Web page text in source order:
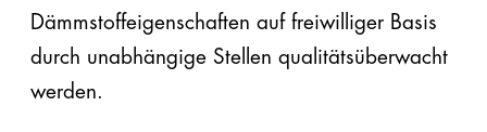
Dämmstoffeigenschaften auf freiwilliger Basis
durch unabhängige Stellen qualitätsüberwacht
werden.